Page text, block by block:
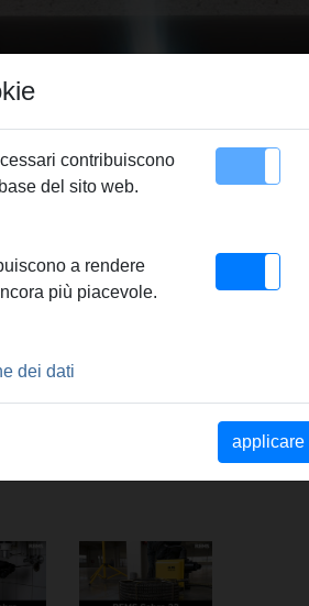
contribuiscono
del sito web.
a rendere
più piacevole.
dei dati
applicare